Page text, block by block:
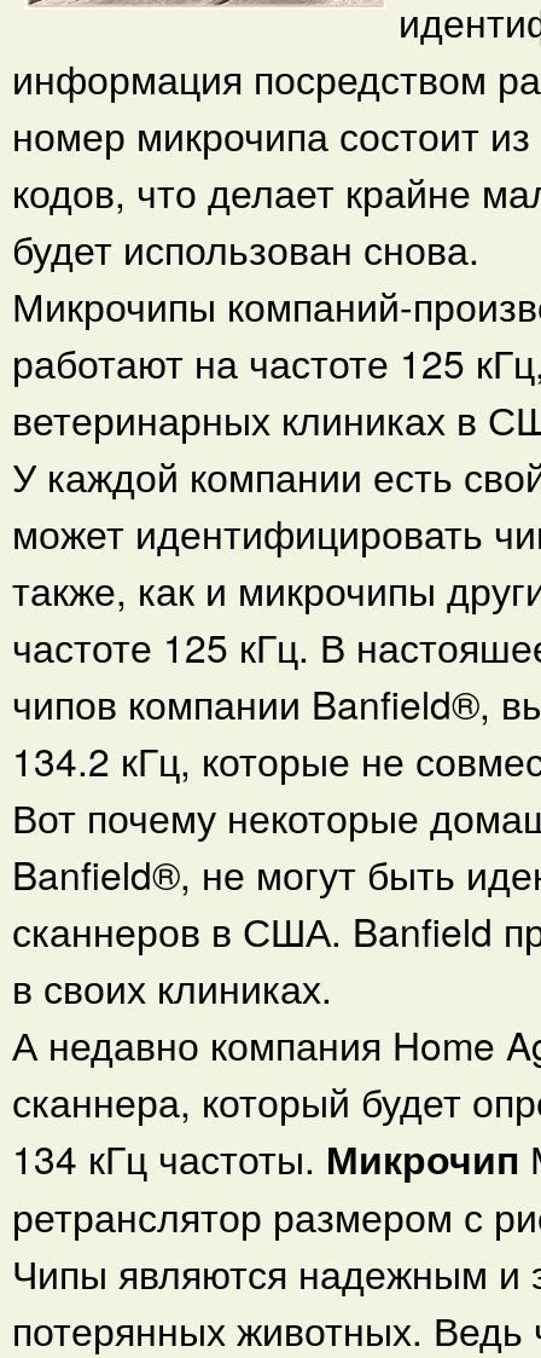
информация посредством
номер микрочипа состоит
кодов, что делает крайне
будет использован снова.
Микрочипы компаний-
работают на частоте 125
ветеринарных клиниках в
У каждой компании есть
может идентифицировать
также, как и микрочипы
частоте 125 кГц. В
чипов компании Banfield®,
134.2 кГц, которые не
Вот почему некоторые
Banfield®, не могут быть
сканнеров в США. Banfield
в своих клиниках.
А недавно компания Home
сканнера, который будет
134 кГц частоты. Микрочип
ретранслятор размером с
Чипы являются надежным и
потерянных животных.